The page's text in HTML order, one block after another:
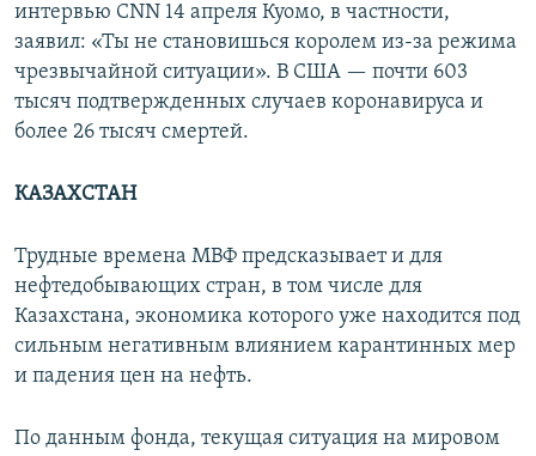
интервью CNN 14 апреля Куомо, в частности,
заявил: «Ты не становишься королем из-за режима
чрезвычайной ситуации». В США — почти 603
тысяч подтвержденных случаев коронавируса и
более 26 тысяч смертей.
КАЗАХСТАН
Трудные времена МВФ предсказывает и для
нефтедобывающих стран, в том числе для
Казахстана, экономика которого уже находится под
сильным негативным влиянием карантинных мер
и падения цен на нефть.
По данным фонда, текущая ситуация на мировом